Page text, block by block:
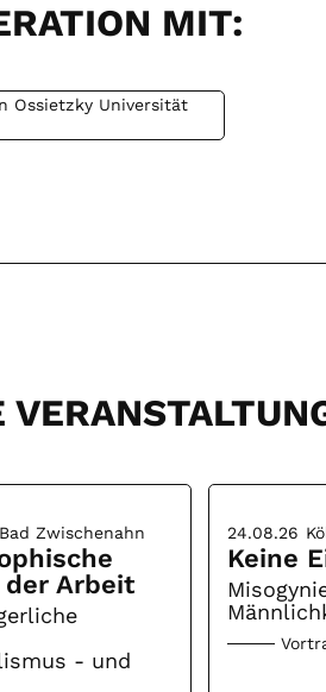
MIT:
Ossietzky Universität
Bad Zwischenahn
der Arbeit
- und
24.08.26
Keine